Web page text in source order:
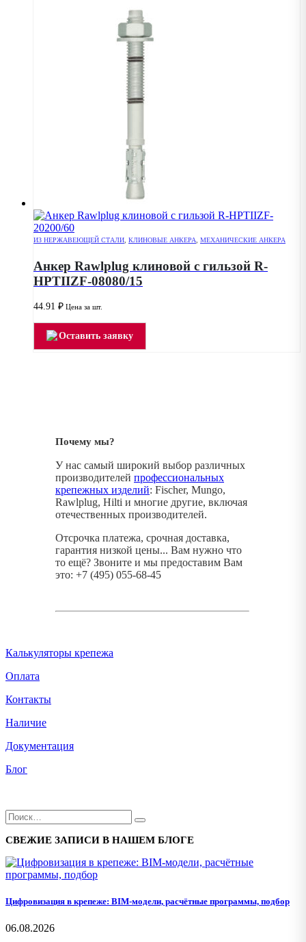
ИЗ НЕРЖАВЕЮЩЕЙ СТАЛИ, КЛИНОВЫЕ АНКЕРА, МЕХАНИЧЕСКИЕ АНКЕРА
Анкер Rawlplug клиновой с гильзой R-
HPTIIZF-08080/15
44.91 ₽ Цена за шт.
Оставить заявку
Почему мы?
У нас самый широкий выбор различных
производителей профессиональных
крепежных изделий: Fischer, Mungo,
Rawlplug, Hilti и многие другие, включая
отечественных производителей.
Отсрочка платежа, срочная доставка,
гарантия низкой цены... Вам нужно что
то ещё? Звоните и мы предоставим Вам
это: +7 (495) 055-68-45
Калькуляторы крепежа
Оплата
Контакты
Наличие
Документация
Блог
СВЕЖИЕ ЗАПИСИ В НАШЕМ БЛОГЕ
Цифровизация в крепеже: BIM-модели, расчётные программы, подбор
06.08.2026